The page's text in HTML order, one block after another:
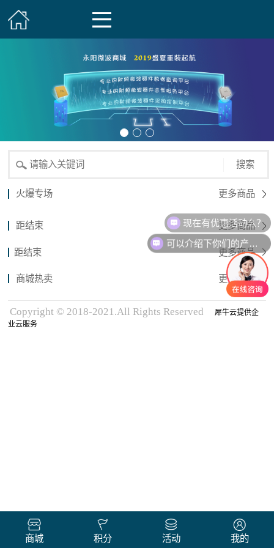
搜索
火爆专场 更多商品
距结束 更多商品
距结束 更多商品
商城热卖 更多商品
Copyright © 2018-2021.All Rights Reserved
犀牛云提供企
业云服务
商城 积分 活动 我的
现在有优惠活动么？